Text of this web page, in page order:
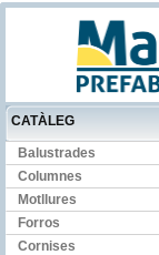
CATÀLEG
Balustrades
Columnes
Motllures
Forros
Cornises